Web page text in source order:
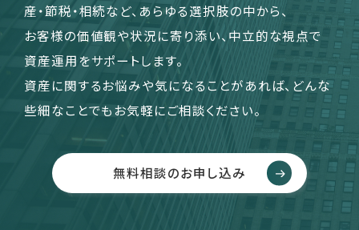
産・節税・相続など、あらゆる選択肢の中から、
お客様の価値観や状況に寄り添い、中立的な視点で
資産運用をサポートします。
資産に関するお悩みや気になることがあれば、どんな
些細なことでもお気軽にご相談ください。
無料相談のお申し込み